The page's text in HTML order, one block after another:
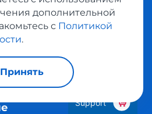
дополнительной
с Политикой
.
Принять
Support